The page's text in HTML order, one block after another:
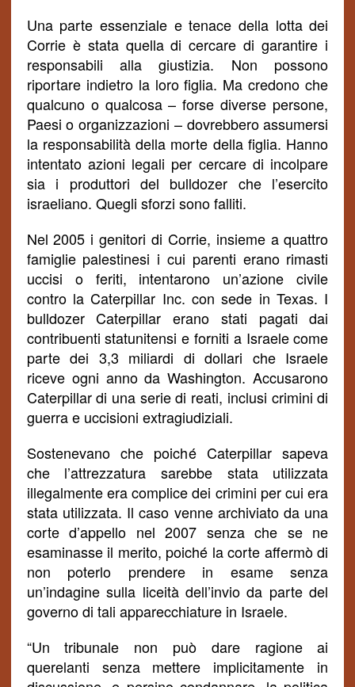
Una parte essenziale e tenace della lotta dei
Corrie è stata quella di cercare di garantire i
responsabili alla giustizia. Non possono
riportare indietro la loro figlia. Ma credono che
qualcuno o qualcosa – forse diverse persone,
Paesi o organizzazioni – dovrebbero assumersi
la responsabilità della morte della figlia. Hanno
intentato azioni legali per cercare di incolpare
sia i produttori del bulldozer che l’esercito
israeliano. Quegli sforzi sono falliti.
Nel 2005 i genitori di Corrie, insieme a quattro
famiglie palestinesi i cui parenti eranorimasti
uccisi o feriti, intentarono un’azione civile
contro la Caterpillar Inc. con sede in Texas. I
bulldozer Caterpillar erano stati pagati dai
contribuenti statunitensi e forniti a Israele come
parte dei 3,3 miliardi di dollari che Israele
riceve ogni anno da Washington. Accusarono
Caterpillar di una serie di reati, inclusi crimini di
guerra e uccisioni extragiudiziali.
Sostenevano che poiché Caterpillar sapeva
che l’attrezzatura sarebbe stata utilizzata
illegalmente era complice dei crimini per cui era
stata utilizzata. Il caso venne archiviato da una
corte d’appello nel 2007 senza che se ne
esaminasse il merito, poiché la corte affermò di
non poterlo prendere in esame senza
un’indagine sulla liceità dell’invio da parte del
governo di tali apparecchiature in Israele.
“Un tribunale non può dare ragione ai
querelanti senza mettere implicitamente in